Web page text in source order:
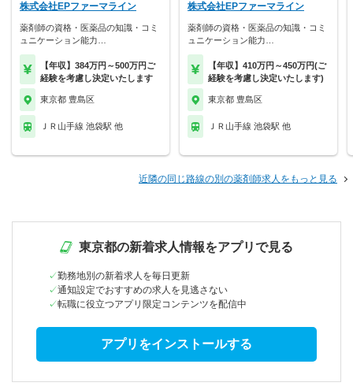
株式会社EPファーマライン
薬剤師の資格・医薬品の知識・コミ
ュニケーション能力…
【年収】384万円～500万円ご
経験を考慮し決定いたします
東京都 豊島区
ＪＲ山手線 池袋駅 他
株式会社EPファーマライン
薬剤師の資格・医薬品の知識・コミ
ュニケーション能力…
【年収】410万円～450万円(ご
経験を考慮し決定いたします)
東京都 豊島区
ＪＲ山手線 池袋駅 他
近隣の同じ路線の別の薬剤師求人をもっと見る
東京都の新着求人情報をアプリで見る
勤務地別の新着求人を毎日更新
通知設定でおすすめの求人を見逃さない
転職に役立つアプリ限定コンテンツを配信中
アプリをインストールする